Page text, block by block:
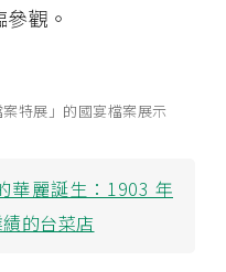
觀。
特展」的國宴檔案展示
華麗誕生：1903 年
的台菜店